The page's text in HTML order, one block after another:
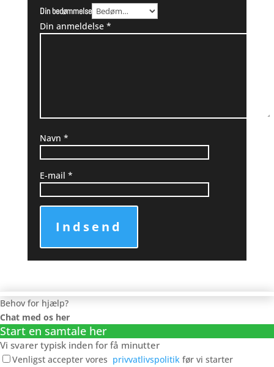
Din bedømmelse
Din anmeldelse *
Navn *
E-mail *
Indsend
Behov for hjælp?
Chat med os her
Start en samtale her
Vi svarer typisk inden for få minutter
Venligst accepter vores privvatlivspolitik før vi starter